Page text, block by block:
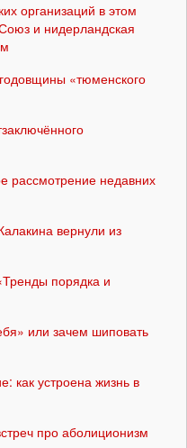
организаций в этом
и нидерландская
«тюменского
рассмотрение недавних
вернули из
порядка и
или зачем шиповать
как устроена жизнь в
про аболиционизм